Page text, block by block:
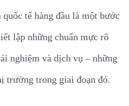
tế hàng đầu là một bước
lập những chuẩn mực rõ
nghiệm và dịch vụ – những
trường trong giai đoạn đó.